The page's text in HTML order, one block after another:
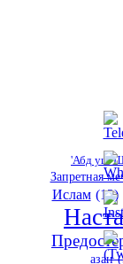
'Абд уш-
Запретная
Ислам (12)
азан